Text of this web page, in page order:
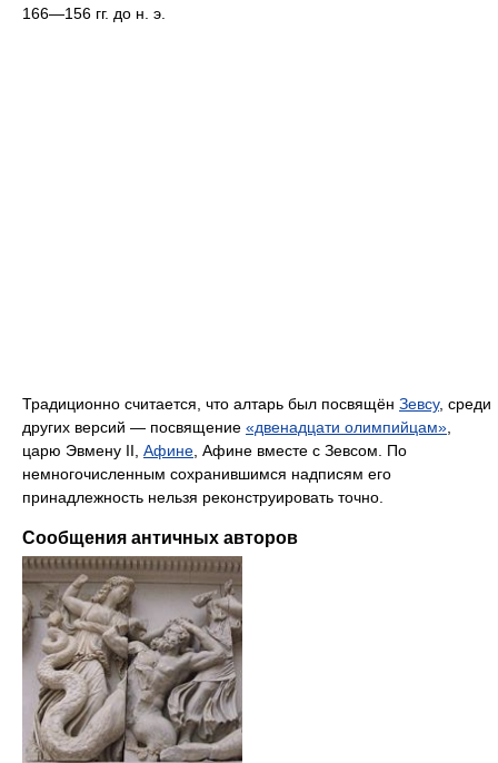
166—156 гг. до н. э.
Традиционно считается, что алтарь был посвящён Зевсу, среди
других версий — посвящение «двенадцати олимпийцам»
царю Эвмену II, Афине , Афине вместе с Зевсом. По
немногочисленным сохранившимся надписям его
принадлежность нельзя реконструировать точно.
Сообщения античных авторов